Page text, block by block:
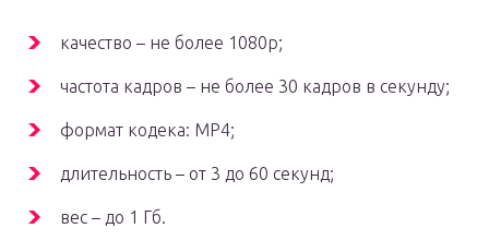
качество – не более 1080p;
частота кадров – не более 30 кадров в секунду;
формат кодека: MP4;
длительность – от 3 до 60 секунд;
вес – до 1 Гб.